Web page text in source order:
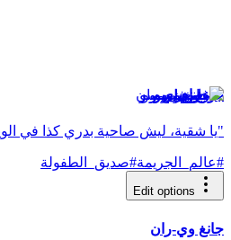
جونغ إي-سو
"يا شقية، ليش صاحية بدري كذا في
#عالم_الجريمة#صديق_الطفولة
Edit options
جانغ وي-ران